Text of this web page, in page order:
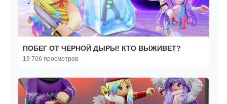
ПОБЕГ ОТ ЧЕРНОЙ ДЫРЫ! КТО ВЫЖИВЕТ?
19 706 просмотров